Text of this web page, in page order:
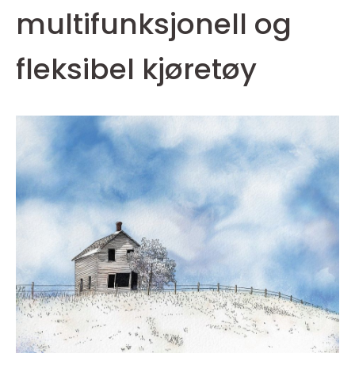
multifunksjonell og
fleksibel kjøretøy